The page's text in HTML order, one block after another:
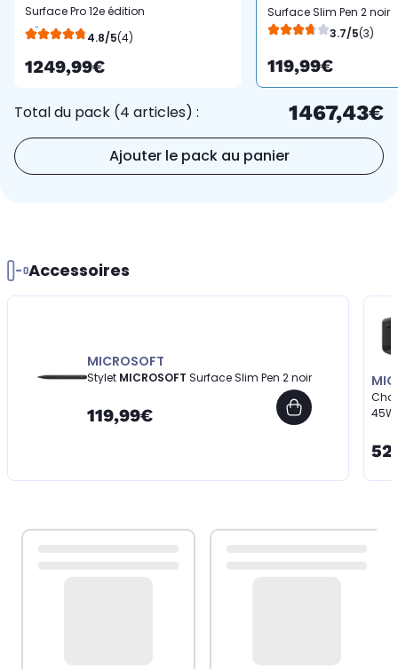
Surface Pro 12e édition
12" Tactile Snapdragon
LPDDR5x SSD 512 Go
4.8/5(4)
1249,99€
Surface Slim Pen 2 noir
3.7/5(3)
119,99€
Total du pack (4 articles) : 1467,43€
Ajouter le pack au panier
Accessoires
MICROSOFT
Stylet MICROSOFT Surface Slim Pen 2 noir
119,99€
45W